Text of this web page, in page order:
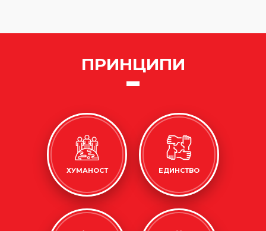
ПРИНЦИПИ
ХУМАНОСТ ЕДИНСТВО